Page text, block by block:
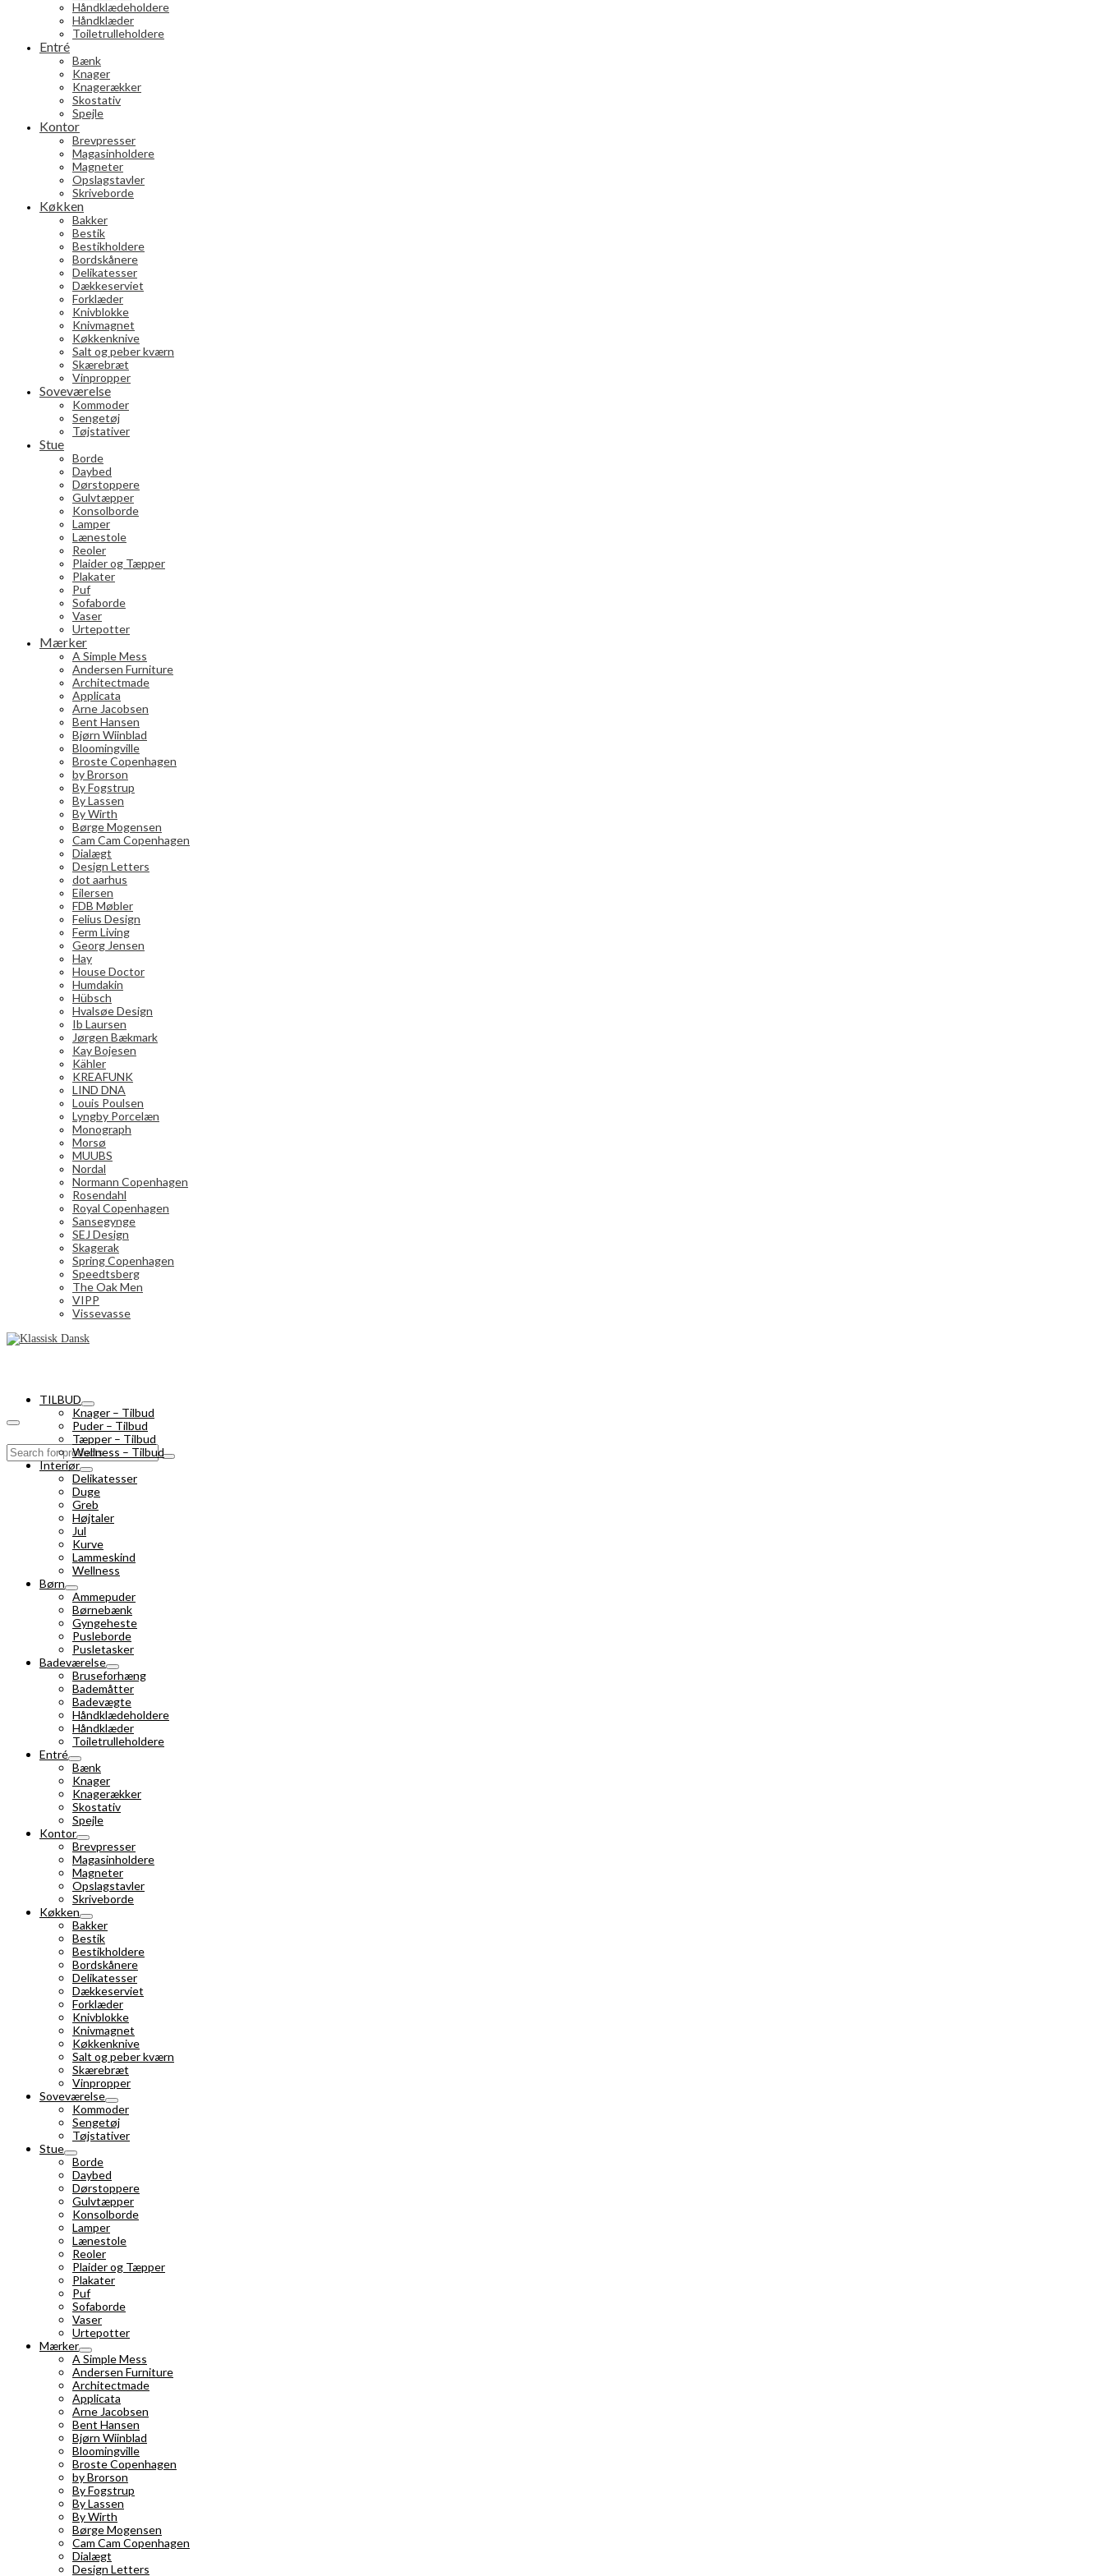
Håndklædeholdere
Håndklæder
Toiletrulleholdere
Entré
Bænk
Knager
Knagerækker
Skostativ
Spejle
Kontor
Brevpresser
Magasinholdere
Magneter
Opslagstavler
Skriveborde
Køkken
Bakker
Bestik
Bestikholdere
Bordskånere
Delikatesser
Dækkeserviet
Forklæder
Knivblokke
Knivmagnet
Køkkenknive
Salt og peber kværn
Skærebræt
Vinpropper
Soveværelse
Kommoder
Sengetøj
Tøjstativer
Stue
Borde
Daybed
Dørstoppere
Gulvtæpper
Konsolborde
Lamper
Lænestole
Reoler
Plaider og Tæpper
Plakater
Puf
Sofaborde
Vaser
Urtepotter
Mærker
A Simple Mess
Andersen Furniture
Architectmade
Applicata
Arne Jacobsen
Bent Hansen
Bjørn Wiinblad
Bloomingville
Broste Copenhagen
by Brorson
By Fogstrup
By Lassen
By Wirth
Børge Mogensen
Cam Cam Copenhagen
Dialægt
Design Letters
dot aarhus
Eilersen
FDB Møbler
Felius Design
Ferm Living
Georg Jensen
Hay
House Doctor
Humdakin
Hübsch
Hvalsøe Design
Ib Laursen
Jørgen Bækmark
Kay Bojesen
Kähler
KREAFUNK
LIND DNA
Louis Poulsen
Lyngby Porcelæn
Monograph
Morsø
MUUBS
Nordal
Normann Copenhagen
Rosendahl
Royal Copenhagen
Sansegynge
SEJ Design
Skagerak
Spring Copenhagen
Speedtsberg
The Oak Men
VIPP
Vissevasse
Search
for:
TILBUD
Knager – Tilbud
Puder – Tilbud
Tæpper – Tilbud
Wellness – Tilbud
Interiør
Delikatesser
Duge
Greb
Højtaler
Jul
Kurve
Lammeskind
Wellness
Børn
Ammepuder
Børnebænk
Gyngeheste
Pusleborde
Pusletasker
Badeværelse
Bruseforhæng
Bademåtter
Badevægte
Håndklædeholdere
Håndklæder
Toiletrulleholdere
Entré
Bænk
Knager
Knagerækker
Skostativ
Spejle
Kontor
Brevpresser
Magasinholdere
Magneter
Opslagstavler
Skriveborde
Køkken
Bakker
Bestik
Bestikholdere
Bordskånere
Delikatesser
Dækkeserviet
Forklæder
Knivblokke
Knivmagnet
Køkkenknive
Salt og peber kværn
Skærebræt
Vinpropper
Soveværelse
Kommoder
Sengetøj
Tøjstativer
Stue
Borde
Daybed
Dørstoppere
Gulvtæpper
Konsolborde
Lamper
Lænestole
Reoler
Plaider og Tæpper
Plakater
Puf
Sofaborde
Vaser
Urtepotter
Mærker
A Simple Mess
Andersen Furniture
Architectmade
Applicata
Arne Jacobsen
Bent Hansen
Bjørn Wiinblad
Bloomingville
Broste Copenhagen
by Brorson
By Fogstrup
By Lassen
By Wirth
Børge Mogensen
Cam Cam Copenhagen
Dialægt
Design Letters